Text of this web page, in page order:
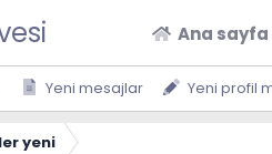
Ana sayfa
Yeni mesajlar Yeni profil
yeni